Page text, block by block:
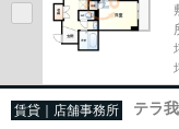
賃貸｜店舗事務所 テラ